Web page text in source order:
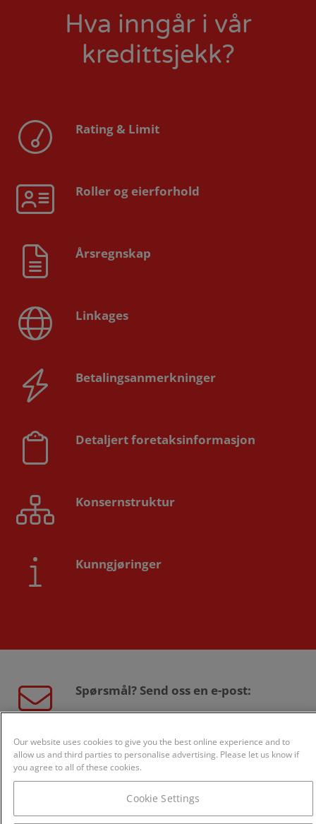
Hva inngår i vår
kredittsjekk?
Rating & Limit
Roller og eierforhold
Årsregnskap
Linkages
Betalingsanmerkninger
Detaljert foretaksinformasjon
Konsernstruktur
Kunngjøringer
Spørsmål? Send oss en e-post:
800 24 868
Our website uses cookies to give you the best online experience and to
allow us and third parties to personalise advertising. Please let us know if
you agree to all of these cookies.
Cookie Settings